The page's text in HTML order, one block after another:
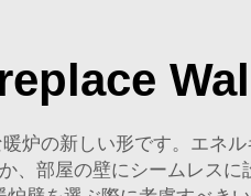
炉の新しい形です。エネ
、部屋の壁にシームレス